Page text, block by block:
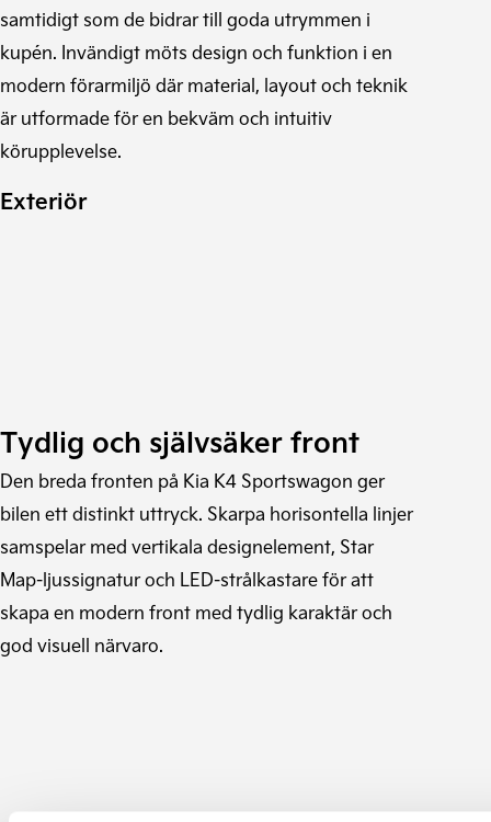
samtidigt som de bidrar till goda utrymmen i
kupén. Invändigt möts design och funktion i en
modern förarmiljö där material, layout och teknik
är utformade för en bekväm och intuitiv
körupplevelse.
Exteriör
Tydlig och självsäker front
Den breda fronten på Kia K4 Sportswagon ger
bilen ett distinkt uttryck. Skarpa horisontella linjer
samspelar med vertikala designelement, Star
Map-ljussignatur och LED-strålkastare för att
skapa en modern front med tydlig karaktär och
god visuell närvaro.